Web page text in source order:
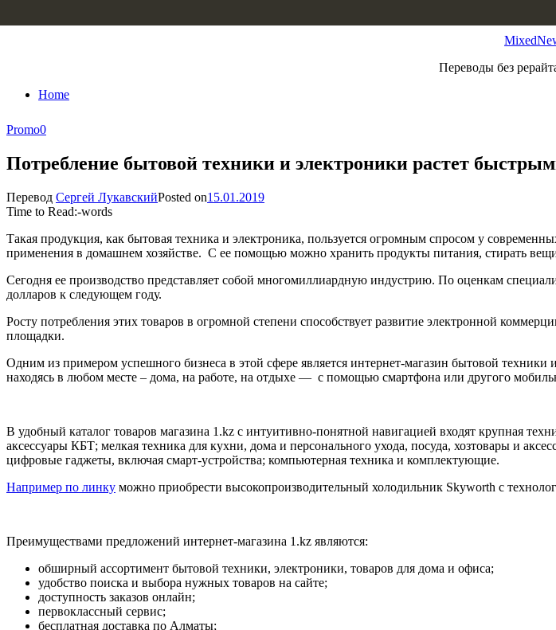
Переводы без
Home
Promo0
Потребление бытовой техники и электроники растет
Перевод Сергей ЛукавскийPosted on15.01.2019
Time to Read:-words
Такая продукция, как бытовая техника и электроника, пользуется огромным спросом у
применения в домашнем хозяйстве. С ее помощью можно хранить продукты питания, стирать вещи,
Сегодня ее производство представляет собой многомиллиардную индустрию. По оценкам
долларов к следующем году.
Росту потребления этих товаров в огромной степени способствует развитие электронной
площадки.
Одним из примером успешного бизнеса в этой сфере является интернет-магазин бытовой
находясь в любом месте – дома, на работе, на отдыхе — с помощью смартфона или другого
В удобный каталог товаров магазина 1.kz с интуитивно-понятной навигацией входят крупная
аксессуары КБТ; мелкая техника для кухни, дома и персонального ухода, посуда, хозтовары и
цифровые гаджеты, включая смарт-устройства; компьютерная техника и комплектующие.
Например по линку можно приобрести высокопроизводительный холодильник Skyworth с
Преимуществами предложений интернет-магазина 1.kz являются:
обширный ассортимент бытовой техники, электроники, товаров для дома и офиса;
удобство поиска и выбора нужных товаров на сайте;
доступность заказов онлайн;
первоклассный сервис;
бесплатная доставка по Алматы;